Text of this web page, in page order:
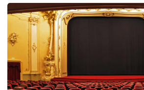
Wereldkerstcircus
BEKIJKEN